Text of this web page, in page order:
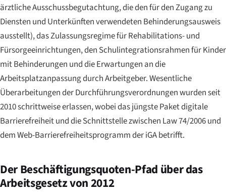
ärztliche Ausschussbegutachtung, die den für den Zugang zu
Diensten und Unterkünften verwendeten Behinderungsausweis
ausstellt), das Zulassungsregime für Rehabilitations- und
Fürsorgeeinrichtungen, den Schulintegrationsrahmen für Kinder
mit Behinderungen und die Erwartungen an die
Arbeitsplatzanpassung durch Arbeitgeber. Wesentliche
Überarbeitungen der Durchführungsverordnungen wurden seit
2010 schrittweise erlassen, wobei das jüngste Paket digitale
Barrierefreiheit und die Schnittstelle zwischen Law 74/2006 und
dem Web-Barrierefreiheitsprogramm der iGA betrifft.
Der Beschäftigungsquoten-Pfad über das
Arbeitsgesetz von 2012